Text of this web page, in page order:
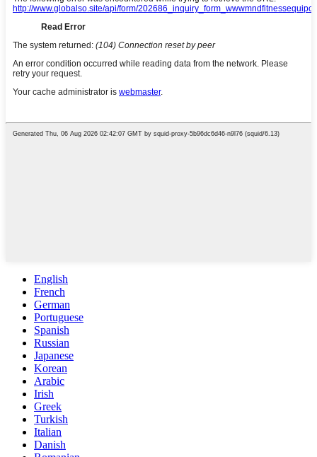
English
French
German
Portuguese
Spanish
Russian
Japanese
Korean
Arabic
Irish
Greek
Turkish
Italian
Danish